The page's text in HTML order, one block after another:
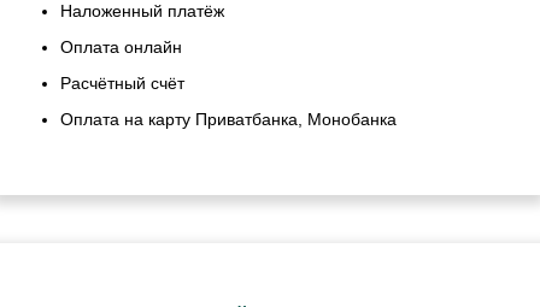
Наложенный платёж
Оплата онлайн
Расчётный счёт
Оплата на карту Приватбанка, Монобанка